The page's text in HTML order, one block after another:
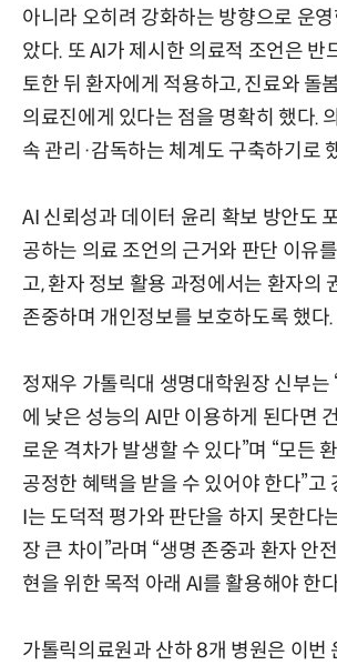
아니라 오히려 강화하는 방향으로 운
았다. 또 AI가 제시한 의료적 조언은 반
토한 뒤 환자에게 적용하고, 진료와 돌
의료진에게 있다는 점을 명확히 했다.
속 관리·감독하는 체계도 구축하기로
AI 신뢰성과 데이터 윤리 확보 방안도
공하는 의료 조언의 근거와 판단 이유
고, 환자 정보 활용 과정에서는 환자의
존중하며 개인정보를 보호하도록 했다.
정재우 가톨릭대 생명대학원장 신부는
에 낮은 성능의 AI만 이용하게 된다면
로운 격차가 발생할 수 있다”며 “모든
공정한 혜택을 받을 수 있어야 한다”고
I는 도덕적 평가와 판단을 하지 못한다
장 큰 차이”라며 “생명 존중과 환자 안
현을 위한 목적 아래 AI를 활용해야 한
가톨릭의료원과 산하 8개 병원은 이번